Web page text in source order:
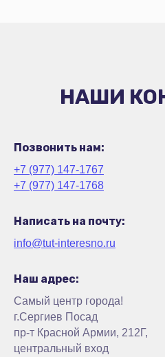
НАШИ
Позвонить нам:
+7 (977) 147-1767
+7 (977) 147-1768
Написать на почту:
info@tut-interesno.ru
Наш адрес:
Самый центр города!
г.Сергиев Посад
пр-т Красной Армии, 212Г,
центральный вход